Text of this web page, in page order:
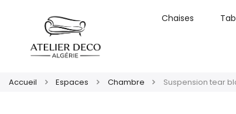
Chaises
Accueil Espaces Chambre Suspension tear